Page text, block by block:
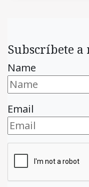
Subscríbete
Name
Email